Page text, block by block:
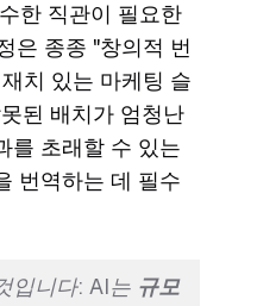
한 직관이 필요한
은 종종 "창의적 번
치 있는 마케팅 슬
된 배치가 엄청난
를 초래할 수 있는
번역하는 데 필수
입니다: AI는 규모